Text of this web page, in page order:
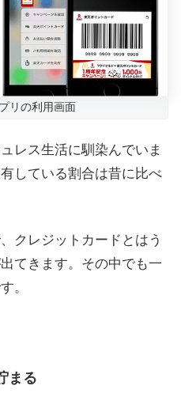
リの利用画面
レス生活に馴染んでいま
している割合は昔に比べ
クレジットカードとはう
てきます。その中でも一
。
まる